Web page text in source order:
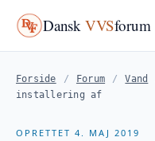
Dansk VVSforum
Forside / Forum / Vand
installering af
OPRETTET 4. MAJ 2019